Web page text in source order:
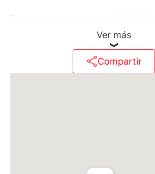
Este terreno es una oportunidad de
como land Baking, como para
emprendimiento en una zona con
muy buena ubicación.
Actualmente tiene un local al frente,
Ver más
Compartir